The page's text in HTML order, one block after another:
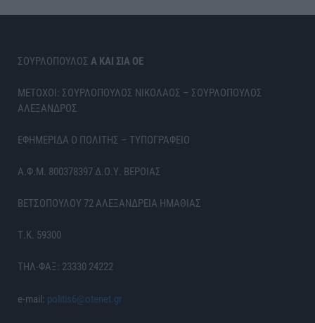
ΣΟΥΡΛΟΠΟΥΛΟΣ Α ΚΑΙ ΣΙΑ ΟΕ
ΜΕΤΟΧΟΙ: ΣΟΥΡΛΟΠΟΥΛΟΣ ΝΙΚΟΛΑΟΣ – ΣΟΥΡΛΟΠΟΥΛΟΣ
ΑΛΕΞΑΝΔΡΟΣ
ΕΦΗΜΕΡΙΔΑ Ο ΠΟΛΙΤΗΣ – ΤΥΠΟΓΡΑΦΕΙΟ
Α.Φ.Μ. 800378397 Δ.Ο.Υ. ΒΕΡΟΙΑΣ
ΒΕΤΣΟΠΟΥΛΟΥ 72 ΑΛΕΞΑΝΔΡΕΙΑ ΗΜΑΘΙΑΣ
Τ.Κ. 59300
ΤΗΛ-ΦΑΞ: 23330 24222
e-mail: politis6@otenet.gr